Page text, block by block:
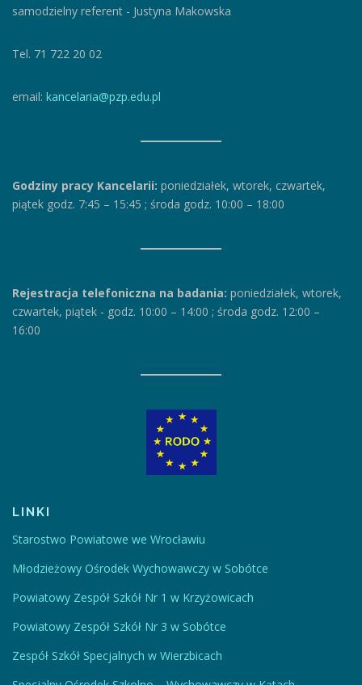
samodzielny referent - Justyna Makowska
Tel. 71 722 20 02
email: kancelaria@pzp.edu.pl
Godziny pracy Kancelarii: poniedziałek, wtorek, czwartek,
piątek godz. 7:45 – 15:45 ; środa godz. 10:00 – 18:00
Rejestracja telefoniczna na badania: poniedziałek, wtorek,
czwartek, piątek - godz. 10:00 – 14:00 ; środa godz. 12:00 –
16:00
LINKI
Starostwo Powiatowe we Wrocławiu
Młodzieżowy Ośrodek Wychowawczy w Sobótce
Powiatowy Zespół Szkół Nr 1 w Krzyżowicach
Powiatowy Zespół Szkół Nr 3 w Sobótce
Zespół Szkół Specjalnych w Wierzbicach